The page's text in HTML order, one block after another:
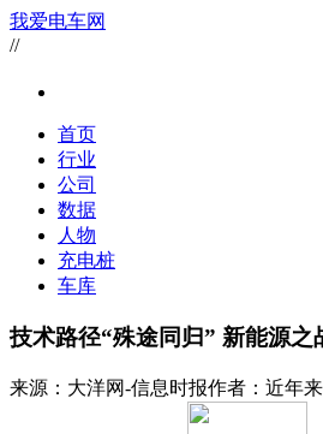
我爱电车网
//
首页
行业
公司
数据
人物
充电桩
车库
技术路径“殊途同归” 新能源之
来源： 大洋网-信息时报作者： 近年